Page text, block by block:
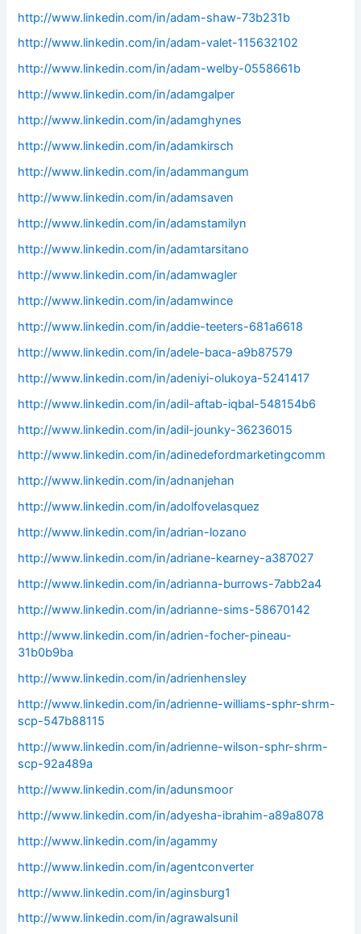
http://www.linkedin.com/in/adam-shaw-73b231b
http://www.linkedin.com/in/adam-valet-115632102
http://www.linkedin.com/in/adam-welby-0558661b
http://www.linkedin.com/in/adamgalper
http://www.linkedin.com/in/adamghynes
http://www.linkedin.com/in/adamkirsch
http://www.linkedin.com/in/adammangum
http://www.linkedin.com/in/adamsaven
http://www.linkedin.com/in/adamstamilyn
http://www.linkedin.com/in/adamtarsitano
http://www.linkedin.com/in/adamwagler
http://www.linkedin.com/in/adamwince
http://www.linkedin.com/in/addie-teeters-681a6618
http://www.linkedin.com/in/adele-baca-a9b87579
http://www.linkedin.com/in/adeniyi-olukoya-5241417
http://www.linkedin.com/in/adil-aftab-iqbal-548154b6
http://www.linkedin.com/in/adil-jounky-36236015
http://www.linkedin.com/in/adinedefordmarketingcomm
http://www.linkedin.com/in/adnanjehan
http://www.linkedin.com/in/adolfovelasquez
http://www.linkedin.com/in/adrian-lozano
http://www.linkedin.com/in/adriane-kearney-a387027
http://www.linkedin.com/in/adrianna-burrows-7abb2a4
http://www.linkedin.com/in/adrianne-sims-58670142
http://www.linkedin.com/in/adrien-focher-pineau-
31b0b9ba
http://www.linkedin.com/in/adrienhensley
http://www.linkedin.com/in/adrienne-williams-sphr-shrm-
scp-547b88115
http://www.linkedin.com/in/adrienne-wilson-sphr-shrm-
scp-92a489a
http://www.linkedin.com/in/adunsmoor
http://www.linkedin.com/in/adyesha-ibrahim-a89a8078
http://www.linkedin.com/in/agammy
http://www.linkedin.com/in/agentconverter
http://www.linkedin.com/in/aginsburg1
http://www.linkedin.com/in/agrawalsunil